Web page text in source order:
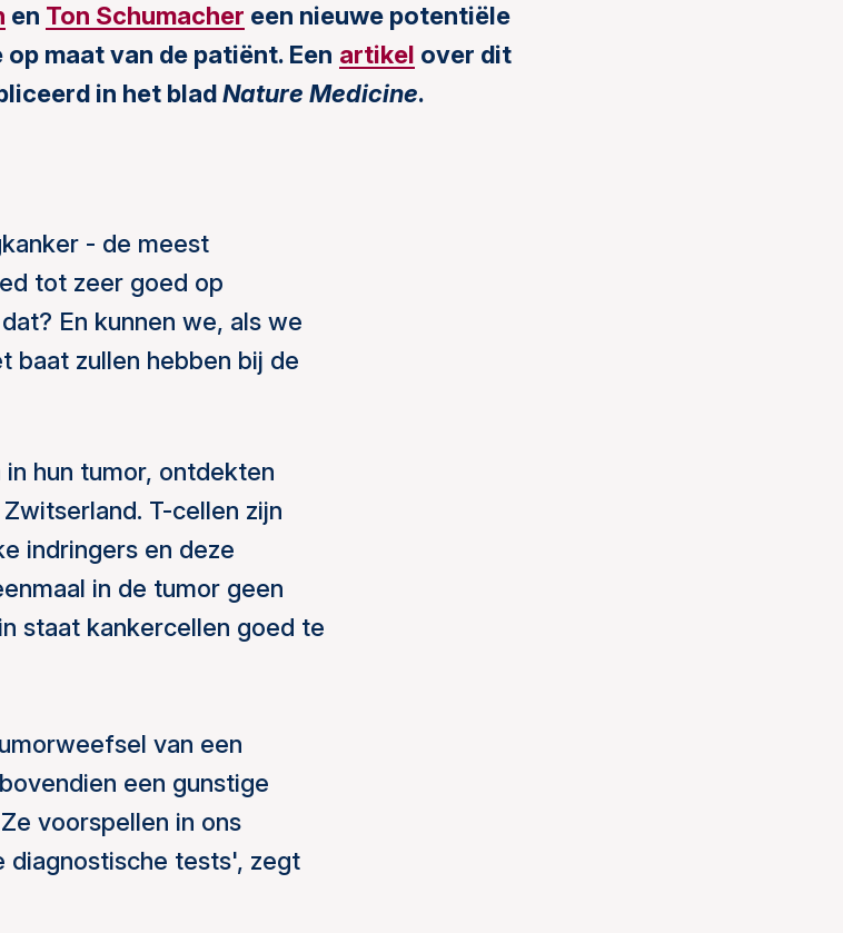
en Ton Schumacher een nieuwe potentiële
maat van de patiënt. Een artikel over dit
in het bladNature Medicine.
- de meest
tot zeer goed op
En kunnen we, als we
baat zullen hebben bij de
hun tumor, ontdekten
T-cellen zijn
indringers en deze
in de tumor geen
staat kankercellen goed te
van een
een gunstige
voorspellen in ons
diagnostische tests', zegt